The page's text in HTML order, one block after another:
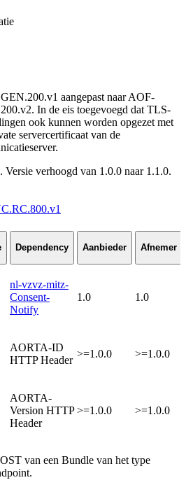
aangepast naar AOF-
In de eis toegevoegd dat TLS-
ook kunnen worden opgezet met
servercertificaat van de
Versie verhoogd van 1.0.0 naar 1.1.0.
Dependency Aanbieder Afnemer
nl-vzvz-mitz-
Consent-
Notify
1.0 1.0
AORTA-ID
HTTP Header
>=1.0.0 >=1.0.0
AORTA-
Version HTTP
Header
>=1.0.0 >=1.0.0
van een Bundle van het type